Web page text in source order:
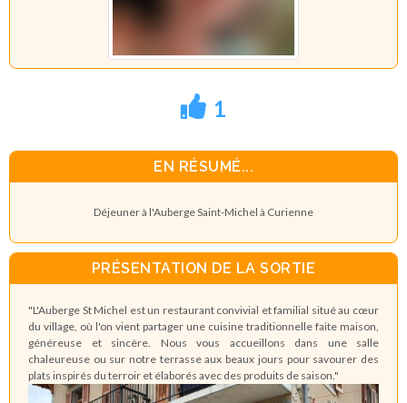
1
EN RÉSUMÉ...
Déjeuner à l'Auberge Saint-Michel à Curienne
PRÉSENTATION DE LA SORTIE
"L'Auberge St Michel est un restaurant convivial et familial situé au cœur
du village, où l'on vient partager une cuisine traditionnelle faite maison,
généreuse et sincère. Nous vous accueillons dans une salle
chaleureuse ou sur notre terrasse aux beaux jours pour savourer des
plats inspirés du terroir et élaborés avec des produits de saison."